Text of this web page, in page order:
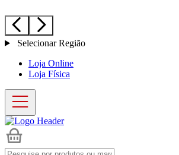
Selecionar Região
Loja Online
Loja Física